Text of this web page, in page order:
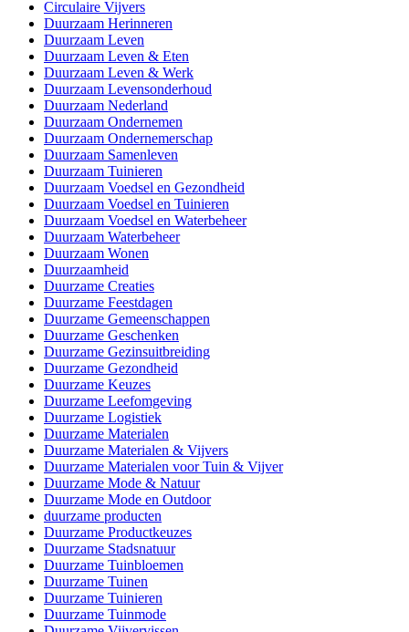
Circulaire Vijvers
Duurzaam Herinneren
Duurzaam Leven
Duurzaam Leven & Eten
Duurzaam Leven & Werk
Duurzaam Levensonderhoud
Duurzaam Nederland
Duurzaam Ondernemen
Duurzaam Ondernemerschap
Duurzaam Samenleven
Duurzaam Tuinieren
Duurzaam Voedsel en Gezondheid
Duurzaam Voedsel en Tuinieren
Duurzaam Voedsel en Waterbeheer
Duurzaam Waterbeheer
Duurzaam Wonen
Duurzaamheid
Duurzame Creaties
Duurzame Feestdagen
Duurzame Gemeenschappen
Duurzame Geschenken
Duurzame Gezinsuitbreiding
Duurzame Gezondheid
Duurzame Keuzes
Duurzame Leefomgeving
Duurzame Logistiek
Duurzame Materialen
Duurzame Materialen & Vijvers
Duurzame Materialen voor Tuin & Vijver
Duurzame Mode & Natuur
Duurzame Mode en Outdoor
duurzame producten
Duurzame Productkeuzes
Duurzame Stadsnatuur
Duurzame Tuinbloemen
Duurzame Tuinen
Duurzame Tuinieren
Duurzame Tuinmode